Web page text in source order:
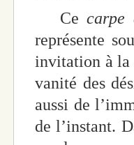
Cecarpe
représente
invitation à la
vanité des
aussi de
de l’instant.